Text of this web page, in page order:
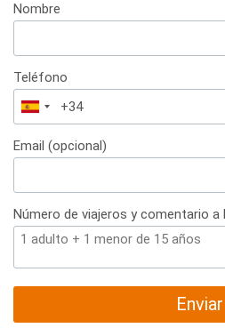
Nombre
Teléfono
España
+34
Email (opcional)
Número de viajeros y comentario
Enviar